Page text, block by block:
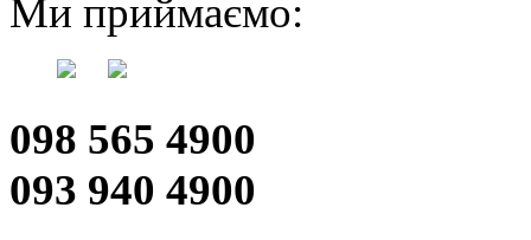
Ми приймаємо:
098 565 4900
093 940 4900